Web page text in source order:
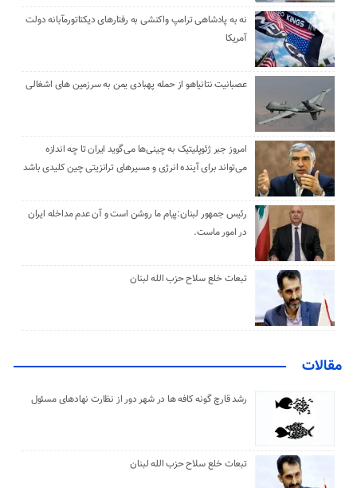
نه به پادشاهی ترامپ واکنشی به رفتارهای دیکتاتورمآبانه دولت
آمریکا
عصبانیت نتانیاهو از حمله پهبادی یمن به سرزمین های اشغالی
امروز جبر ژئوپلیتیک به چینی‌ها می‌گوید ایران تا چه اندازه
می‌تواند برای آینده انرژی و مسیرهای ترانزیتی چین کلیدی باشد
رئیس جمهور لبنان:پیام ما روشن است و آن عدم مداخله ایران
در امور ماست.
تبعات خلع سلاح حزب الله لبنان
مقالات
رشد قارچ گونه کافه ها در شهر دور از نظارت نهادهای مسئول
تبعات خلع سلاح حزب الله لبنان